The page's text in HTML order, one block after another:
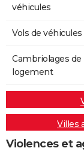
véhicules
Vols de véhicules
Cambriolages de
logement
Villes
Violences et